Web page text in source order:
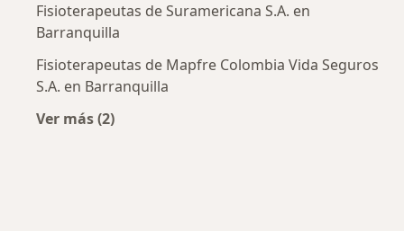
Fisioterapeutas de Suramericana S.A. en
Barranquilla
Fisioterapeutas de Mapfre Colombia Vida Seguros
S.A. en Barranquilla
Ver más (2)